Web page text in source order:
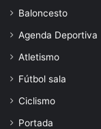
Baloncesto
Agenda Deportiva
Atletismo
Fútbol sala
Ciclismo
Portada